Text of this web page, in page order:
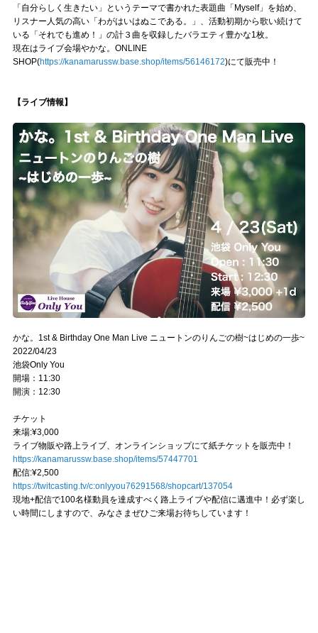
「自分らしく生きたい」というテーマで書かれた表題曲「Myself」を始め、
リスナー人気の高い「わがはいはぬこである。」、活動初期から歌い続けて
いる「それでも進め！」の計３曲を収録したバラエティ豊かな1枚。
現在はライブ会場やかな。ONLINE
SHOP(https://kanamarussw.base.shop/items/56146172)にて販売中！
【ライブ情報】
かな。1st & Birthday One Man Live ニュートンのりんごの樹~はじめの一歩~
2022/04/23
池袋Only You
開場：11:30
開演：12:30
チケット
来場:¥3,000
ライブ物販や路上ライブ、オンラインショップにて紙チケットを販売中！
https://kanamarussw.base.shop/items/57447701
配信:¥2,500
https://twitcasting.tv/c:onlyyou76291568/shopcart/137054
現地+配信で100名様動員を達成すべく路上ライブや配信に邁進中！必ず楽し
い時間にしますので、みなさまぜひご来場お待ちしています！